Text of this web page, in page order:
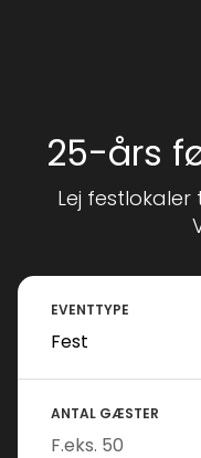
25-års
Lej
EVENTTYPE
ANTAL GÆSTER